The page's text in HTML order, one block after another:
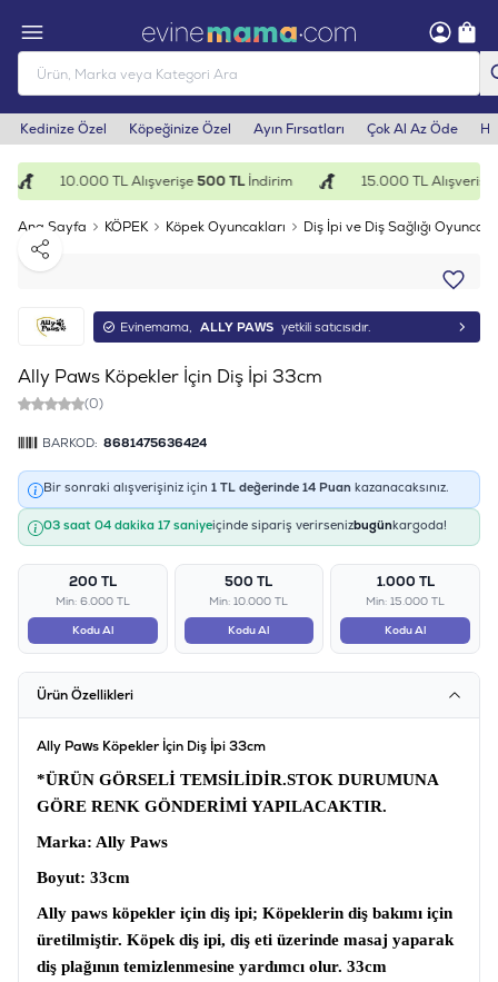
Kedinize Özel Köpeğinize Özel Ayın Fırsatları Çok Al Az Öde
10.000 TL Alışverişe500 TLİndirim 15.000 TL Alışverişe
Ana Sayfa KÖPEK Köpek Oyuncakları
Diş İpi ve Diş Sağlığı
Paylaş
Evinemama, ALLY PAWS yetkili satıcısıdır.
Ally Paws Köpekler İçin Diş İpi 33cm
(0)
BARKOD: 8681475636424
Bir sonraki alışverişiniz için 1 TL değerinde 14 Puan kazanacaksınız.
03 saat 04 dakika 17 saniyeiçinde sipariş verirsenizbugünkargoda!
200 TL
Min: 6.000 TL
Kodu Al
500 TL
Min: 10.000 TL
Kodu Al
1.000 TL
Min: 15.000 TL
Kodu Al
Ürün Özellikleri
Ally Paws Köpekler İçin Diş İpi 33cm
*ÜRÜN GÖRSELİ TEMSİLİDİR.STOK DURUMUNA
GÖRE RENK GÖNDERİMİ YAPILACAKTIR.
Marka: Ally Paws
Boyut: 33cm
Ally paws köpekler için diş ipi; Köpeklerin diş bakımı için
üretilmiştir. Köpek diş ipi, diş eti üzerinde masaj yaparak
diş plağının temizlenmesine yardımcı olur. 33cm